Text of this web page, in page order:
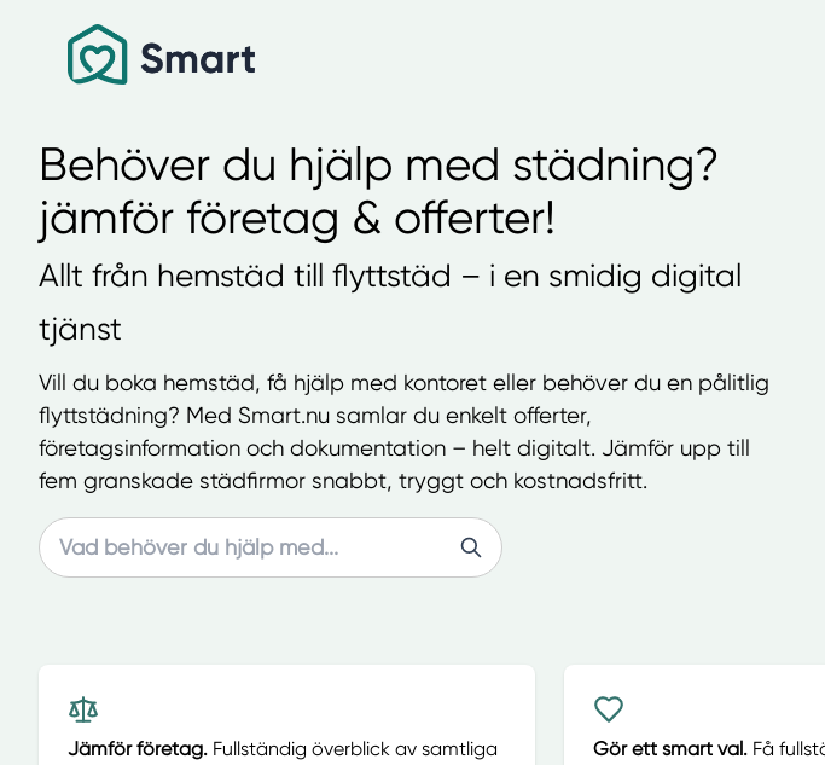
Behöver du hjälp med städning?
jämför företag & offerter!
Allt från hemstäd till flyttstäd – i en smidig digital
tjänst
Vill du boka hemstäd, få hjälp med kontoret eller behöver du en pålitlig
flyttstädning? Med Smart.nu samlar du enkelt offerter,
företagsinformation och dokumentation – helt digitalt. Jämför upp till
fem granskade städfirmor snabbt, tryggt och kostnadsfritt.
Search
Jämför företag. Fullständig överblick av samtliga
Gör ett smart val.Få